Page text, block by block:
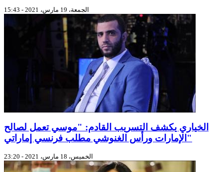
الجمعة، 19 مارس، 2021 - 15:43
الخياري يكشف التسريب القادم: "موسي تعمل لصالح
الإمارات ورأس الغنوشي مطلب فرنسي إماراتي"
الخميس، 18 مارس، 2021 - 23:20